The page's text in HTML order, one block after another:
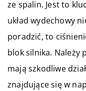
ze spalin. Jest to
układ wydechowy
poradzić, to
blok silnika. Należy
mają szkodliwe
znajdujące się w